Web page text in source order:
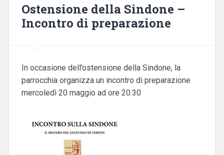
Ostensione della Sindone –
Incontro di preparazione
In occasione dell’ostensione della Sindone, la
parrocchia organizza un incontro di preparazione
mercoledì 20 maggio ad ore 20.30